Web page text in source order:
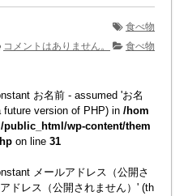
食べ物
コメントはありません。 食べ物
お名前 - assumed 'お名
version of PHP) in /hom
wp-content/them
on line 31
メールアドレス（公開さ
ドレス（公開されません）' (th